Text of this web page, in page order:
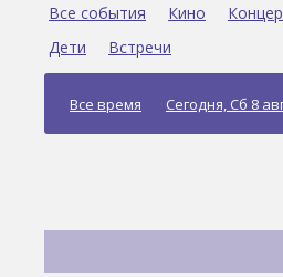
Все события Кино
Дети
Встречи
Все время Сегодня, Сб 8